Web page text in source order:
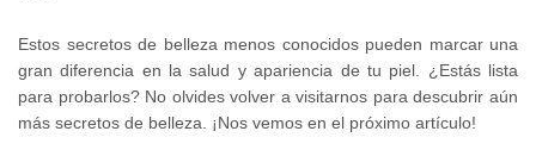
Estos secretos de belleza menos conocidos pueden marcar una
gran diferencia en la salud y apariencia de tu piel. ¿Estás lista
para probarlos? No olvides volver a visitarnos para descubrir aún
más secretos de belleza. ¡Nos vemos en el próximo artículo!